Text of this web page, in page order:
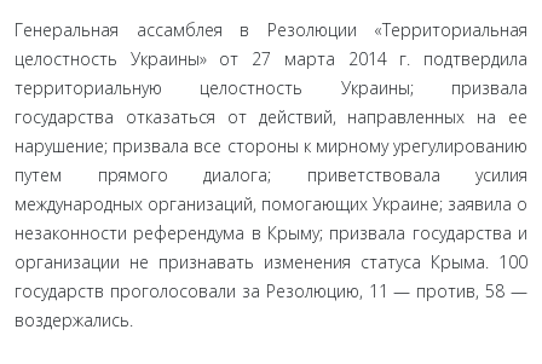
Генеральная ассамблея в Резолюции «Территориальная
целостность Украины» от 27 марта 2014 г. подтвердила
терри­ториальную целостность Украины; призвала
государства отка­заться от действий, направленных на ее
нарушение; призвала все стороны к мирному урегулированию
путем прямого диа­лога; приветствовала усилия
международных организаций, помогающих Украине; заявила о
незаконности референдума в Крыму; призвала государства и
организации не признавать изменения статуса Крыма. 100
государств проголосовали за Резолюцию, 11 — против, 58 —
воздержались.